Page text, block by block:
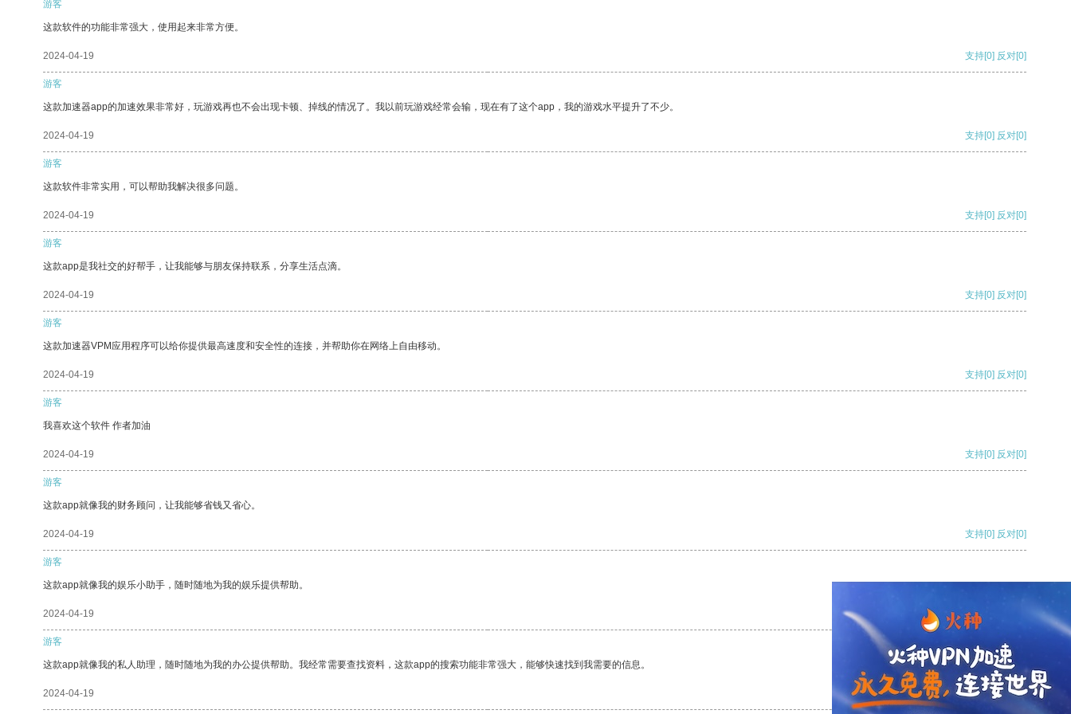
游客
这款软件的功能非常强大，使用起来非常方便。
2024-04-19 支持[0] 反对[0]
游客
这款加速器app的加速效果非常好，玩游戏再也不会出现卡顿、掉线的情况了。我以前玩游戏经常会输，现在有了这个app，我的游戏水平提升了不少。
2024-04-19 支持[0] 反对[0]
游客
这款软件非常实用，可以帮助我解决很多问题。
2024-04-19 支持[0] 反对[0]
游客
这款app是我社交的好帮手，让我能够与朋友保持联系，分享生活点滴。
2024-04-19 支持[0] 反对[0]
游客
这款加速器VPM应用程序可以给你提供最高速度和安全性的连接，并帮助你在网络上自由移动。
2024-04-19 支持[0] 反对[0]
游客
我喜欢这个软件 作者加油
2024-04-19 支持[0] 反对[0]
游客
这款app就像我的财务顾问，让我能够省钱又省心。
2024-04-19 支持[0] 反对[0]
游客
这款app就像我的娱乐小助手，随时随地为我的娱乐提供帮助。
2024-04-19 支持
游客
这款app就像我的私人助理，随时随地为我的办公提供帮助。我经常需要查找资料，这款app的搜索功能非常强大，能够快速找到我需要的信息。
2024-04-19 支持[0] 反对[0]